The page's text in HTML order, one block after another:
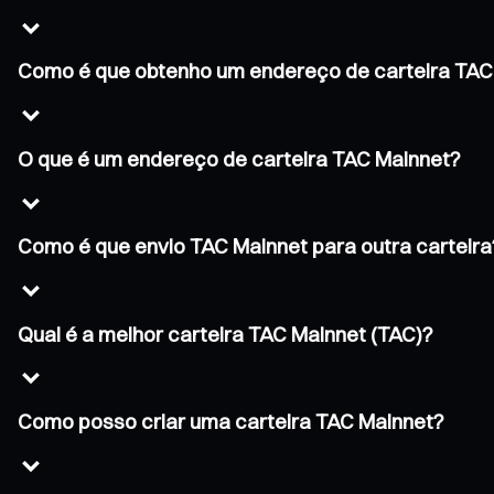
Como é que obtenho um endereço de carteira
O que é um endereço de carteira TAC Mainnet?
Como é que envio TAC Mainnet para outra
Qual é a melhor carteira TAC Mainnet (TAC)?
Como posso criar uma carteira TAC Mainnet?